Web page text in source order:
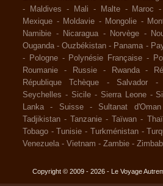
-
Maldives - Mali - Malte - Maroc -
Mexique - Moldavie - Mongolie -
Namibie - Nicaragua - Norvège -
Ouganda -Ouzbékistan - Panama -
-
Pologne - Polynésie Française -
Roumanie
- Russie - Rwanda -
République Tchèque
- Salvador -
Seychelles - Sicile - Sierra Leone -
Lanka
- Suisse - Sultanat d'Oman
Tadjikistan -Tanzanie -Taïwan -
Tobago -Tunisie - Turkménistan -
Venezuela - Vietnam - Zambie -
Copyright © 2009 - 2026 - Le Voyage